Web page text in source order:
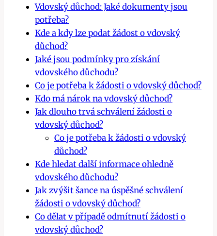
Vdovský důchod: Jaké dokumenty jsou
potřeba?
Kde a kdy lze podat žádost o vdovský
důchod?
Jaké jsou podmínky pro získání
vdovského důchodu?
Co je potřeba k žádosti o vdovský důchod?
Kdo má nárok na vdovský důchod?
Jak dlouho trvá schválení žádosti o
vdovský důchod?
Co je potřeba k žádosti o vdovský
důchod?
Kde hledat další informace ohledně
vdovského důchodu?
Jak zvýšit šance na úspěšné schválení
žádosti o vdovský důchod?
Co dělat v případě odmítnutí žádosti o
vdovský důchod?